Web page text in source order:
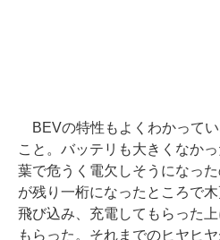
BEVの特性もよくわかって
こと。バッテリも大きくなか
葉で危うく電欠しそうになっ
が残り一桁になったところで
飛び込み、充電してもらった
もらった。それまでのヒヤヒ